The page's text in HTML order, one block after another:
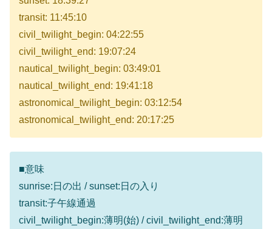
transit: 11:45:10
civil_twilight_begin: 04:22:55
civil_twilight_end: 19:07:24
nautical_twilight_begin: 03:49:01
nautical_twilight_end: 19:41:18
astronomical_twilight_begin: 03:12:54
astronomical_twilight_end: 20:17:25
■意味
sunrise:日の出 / sunset:日の入り
transit:子午線通過
civil_twilight_begin:薄明(始) / civil_twilight_end:薄明